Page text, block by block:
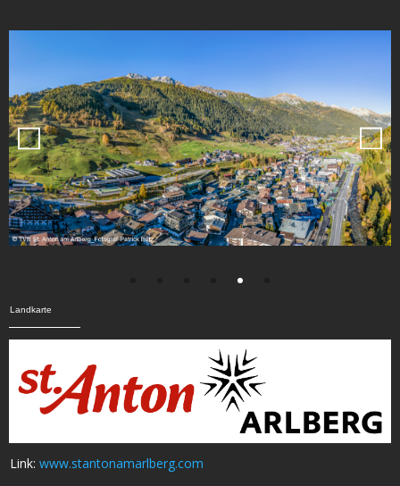
Landkarte
Link: www.stantonamarlberg.com